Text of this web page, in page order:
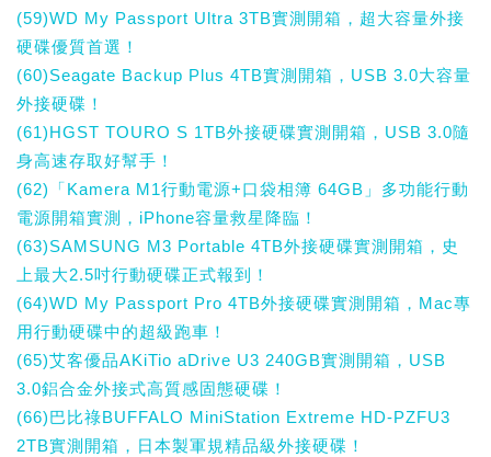
(59)WD My Passport Ultra 3TB實測開箱，超大容量外接
硬碟優質首選！
(60)Seagate Backup Plus 4TB實測開箱，USB 3.0大容量
外接硬碟！
(61)HGST TOURO S 1TB外接硬碟實測開箱，USB 3.0隨
身高速存取好幫手！
(62)「Kamera M1行動電源+口袋相簿 64GB」多功能行動
電源開箱實測，iPhone容量救星降臨！
(63)SAMSUNG M3 Portable 4TB外接硬碟實測開箱，史
上最大2.5吋行動硬碟正式報到！
(64)WD My Passport Pro 4TB外接硬碟實測開箱，Mac專
用行動硬碟中的超級跑車！
(65)艾客優品AKiTio aDrive U3 240GB實測開箱，USB
3.0鋁合金外接式高質感固態硬碟！
(66)巴比祿BUFFALO MiniStation Extreme HD-PZFU3
2TB實測開箱，日本製軍規精品級外接硬碟！